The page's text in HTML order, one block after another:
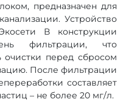
предназначен для
Устройство
В конструкции
фильтрации, что
очистки перед сбросом
После фильтрации
составляет
– не более 20 мг/л.